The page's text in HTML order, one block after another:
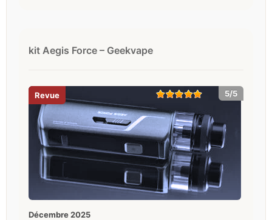
kit Aegis Force – Geekvape
5/5
décembre 2025